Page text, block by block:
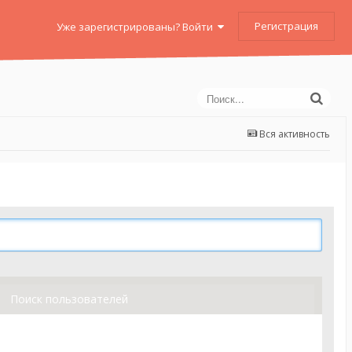
Уже зарегистрированы? Войти Регистрация
Вся активность
Поиск пользователей